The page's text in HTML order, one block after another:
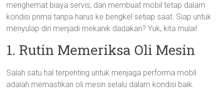
menghemat biaya servis, dan membuat mobil tetap dalam
kondisi prima tanpa harus ke bengkel setiap saat. Siap untuk
menyulap diri menjadi mekanik dadakan? Yuk, kita mulai!
1. Rutin Memeriksa Oli Mesin
Salah satu hal terpenting untuk menjaga performa mobil
adalah memastikan oli mesin selalu dalam kondisi baik.